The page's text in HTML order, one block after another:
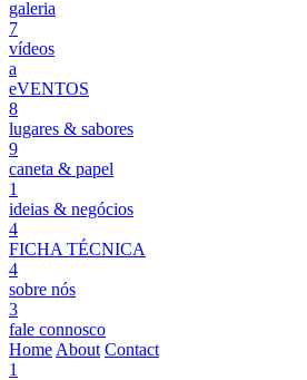
galeria
7
vídeos
a
eVENTOS
8
lugares & sabores
9
caneta & papel
1
ideias & negócios
4
FICHA TÉCNICA
4
sobre nós
3
fale connosco
Home About Contact
1